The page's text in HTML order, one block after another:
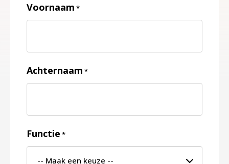
Voornaam *
Achternaam *
Functie *